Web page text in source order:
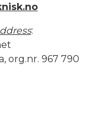
:
org.nr. 967 790